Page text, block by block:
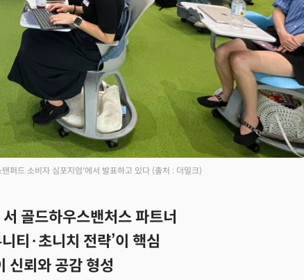
퍼드 소비자 심포지엄'에서 발표하고 있다 (출처 : 더밀크)
골드하우스밴처스 파트너
티·초니치 전략’이 핵심
신뢰와 공감 형성